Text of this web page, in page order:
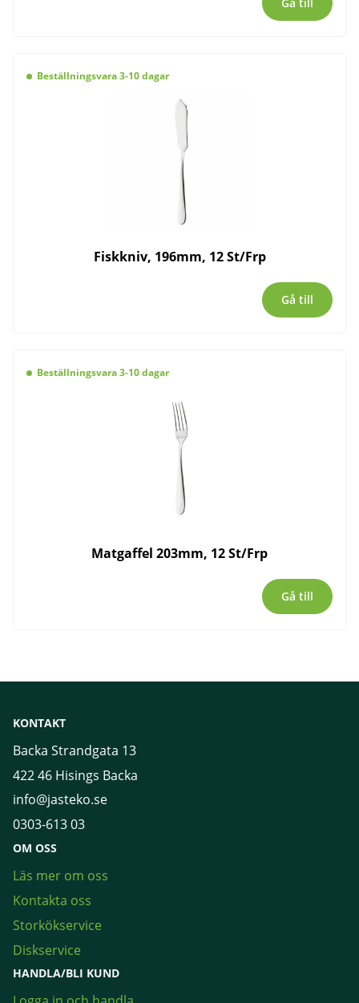
Beställningsvara 3-10 dagar
Fiskkniv, 196mm, 12 St/Frp
Gå till
Beställningsvara 3-10 dagar
Matgaffel 203mm, 12 St/Frp
Gå till
KONTAKT
Backa Strandgata 13
422 46 Hisings Backa
info@jasteko.se
0303-613 03
OM OSS
Läs mer om oss
Kontakta oss
Storkökservice
Diskservice
HANDLA/BLI KUND